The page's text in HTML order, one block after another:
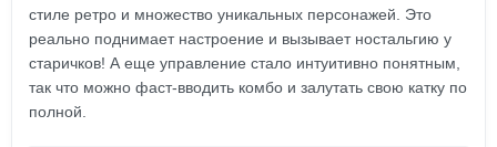
стиле ретро и множество уникальных персонажей. Это
реально поднимает настроение и вызывает ностальгию у
старичков! А еще управление стало интуитивно понятным,
так что можно фаст-вводить комбо и залутать свою катку по
полной.